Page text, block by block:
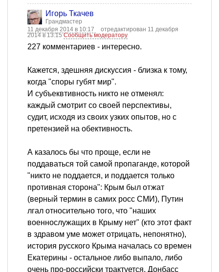
Игорь Ткачев
Грандмастер
11 декабря 2014 в 10:17
отредактирован 11 декабря
2014 в 13:15Сообщить модератору
227 комментариев - интересно.
Кажется, здешняя дискуссия - близка к тому,
когда "споры губят мир".
И субъеквтивность никто не отменял:
каждый смотрит со своей перспективы,
судит, исходя из своих узких опытов, но с
претензией на обективность.
А казалось бы что проще, если не
поддаваться той самой пропаганде, которой
"никто не поддается, и поддается только
противная сторона": Крым был отжат
(верный термин в самих росс СМИ), Путин
лгал относительно того, что "наших
военнослужащих в Крыму нет" (кто этот факт
в здравом уме может отрицать, непонятно),
история русского Крыма началась со времен
Екатерины - остальное либо выпало, либо
очень про-российски трактуется, Донбасс